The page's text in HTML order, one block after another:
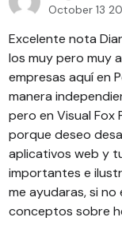
October 13
Excelente nota
los muy pero muy
empresas aquí en
manera
pero en Visual Fox
porque deseo
aplicativos web y
importantes e
me ayudaras, si
conceptos sobre